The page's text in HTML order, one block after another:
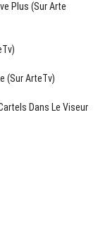
Plus (sur Arte
(sur ArteTv)
Dans Le Viseur